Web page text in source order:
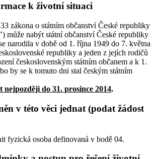
k životní situaci
zákona o státním občanství České republiky
může nabýt státní občanství České republiky
narodila v době od 1. října 1949 do 7. května
republiky a jeden z jejích rodičů
československým státním občanem a k 1.
by se k tomuto dni stal českým státním
nejpozději do 31. prosince 2014.
v této věci jednat (podat žádost
fyzická osoba definovaná v bodě 04.